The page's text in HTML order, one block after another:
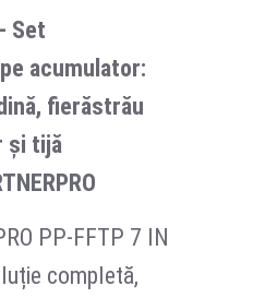
Set
acumulator:
fierăstrău
și tijă
PP-FFTP 7 IN
completă,